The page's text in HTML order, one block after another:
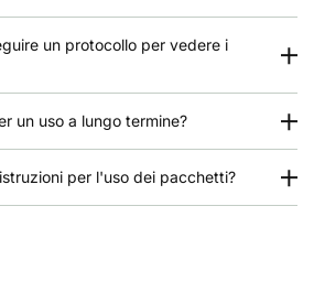
un protocollo per vedere i
un uso a lungo termine?
per l'uso dei pacchetti?